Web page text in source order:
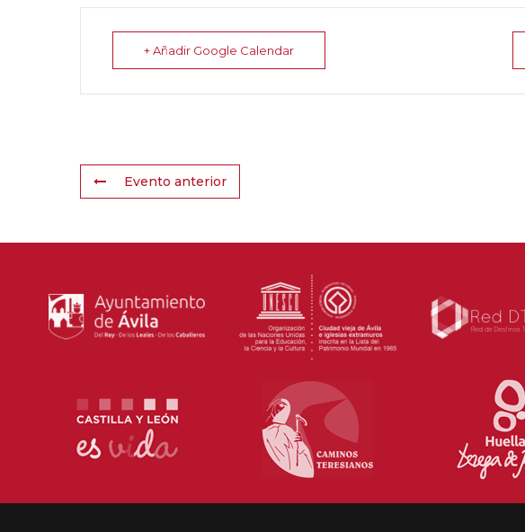
+ Añadir Google Calendar
Evento anterior